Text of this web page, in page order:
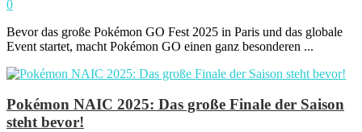
0
Bevor das große Pokémon GO Fest 2025 in Paris und das globale
Event startet, macht Pokémon GO einen ganz besonderen ...
Pokémon NAIC 2025: Das große Finale der Saison
steht bevor!